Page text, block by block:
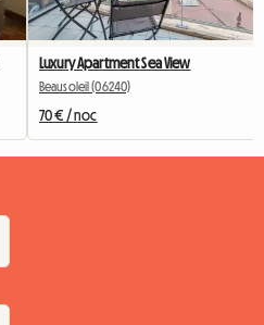
Luxury Apartment Sea View
Beausoleil (06240)
70 € / noc